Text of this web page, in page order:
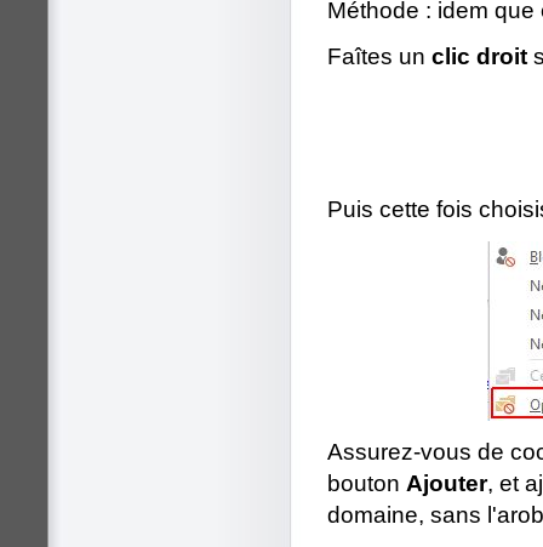
Méthode : idem
Faîtes un clic droit
Puis cette fois
Assurez-vous de
bouton Ajouter, et
domaine, sans